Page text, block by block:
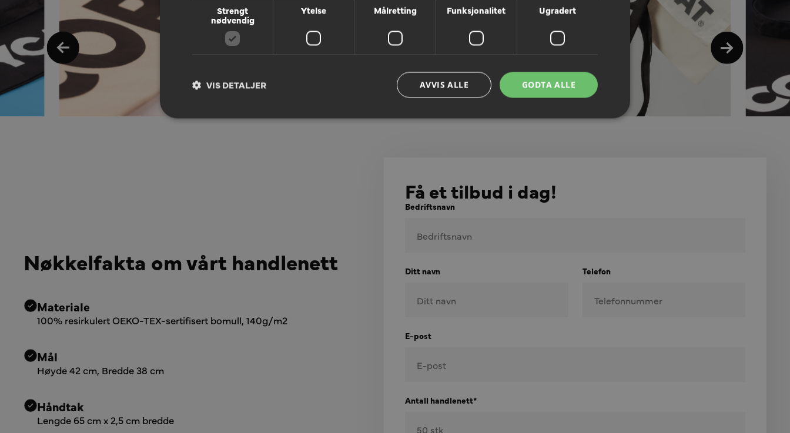
Nøkkelfakta om vårt handlenett
Materiale
100% resirkulert OEKO-TEX-sertifisert bomull, 140g/m2
Mål
Høyde 42 cm, Bredde 38 cm
Håndtak
Lengde 65 cm x 2,5 cm bredde
Få et tilbud i dag!
Bedriftsnavn
Ditt navn Telefon
E-post
Antall handlenett*
Strengt
nødvendig
Ytelse Målretting Funksjonalitet Ugradert
GODTA ALLE
AVVIS ALLE
VIS DETALJER